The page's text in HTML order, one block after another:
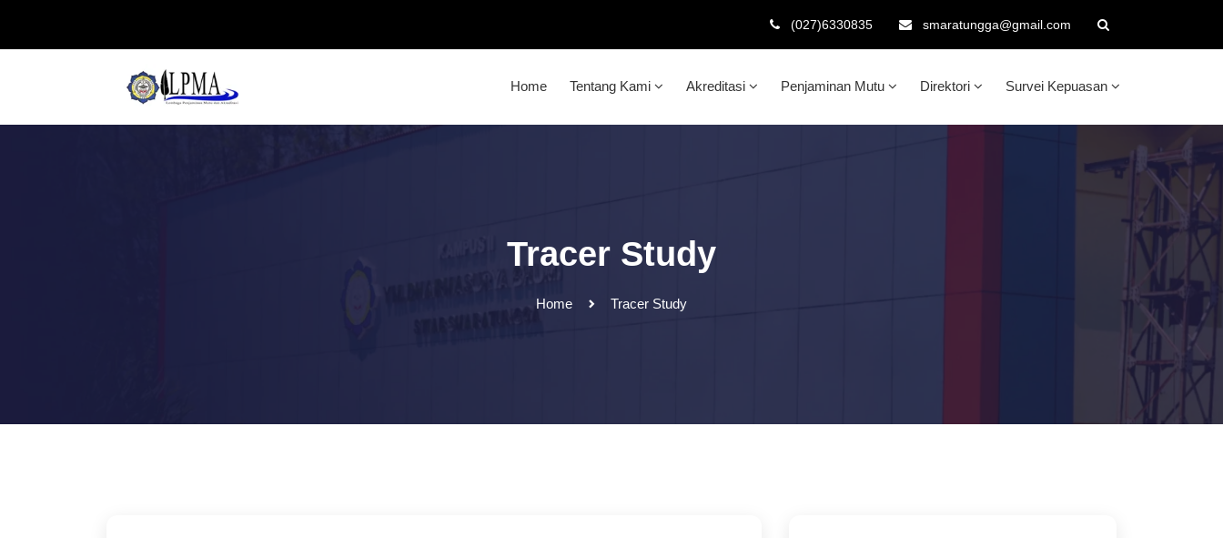
(027)6330835 smaratungga@gmail.com
Home Tentang Kami Akreditasi Penjaminan Mutu Direktori Survei Kepuasan
Tracer Study
Home Tracer Study